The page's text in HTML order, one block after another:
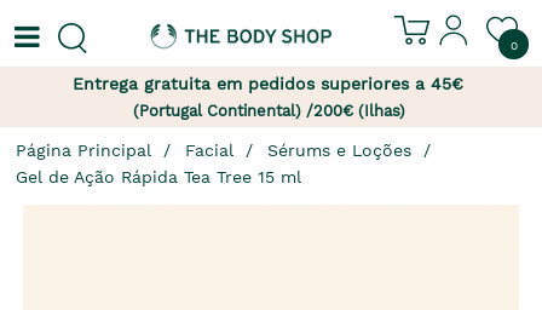
0
Entrega gratuita em pedidos superiores a 45€
(Portugal Continental) /200€ (Ilhas)
Página Principal Facial
Sérums e Loções
Gel de Ação Rápida Tea Tree 15 ml